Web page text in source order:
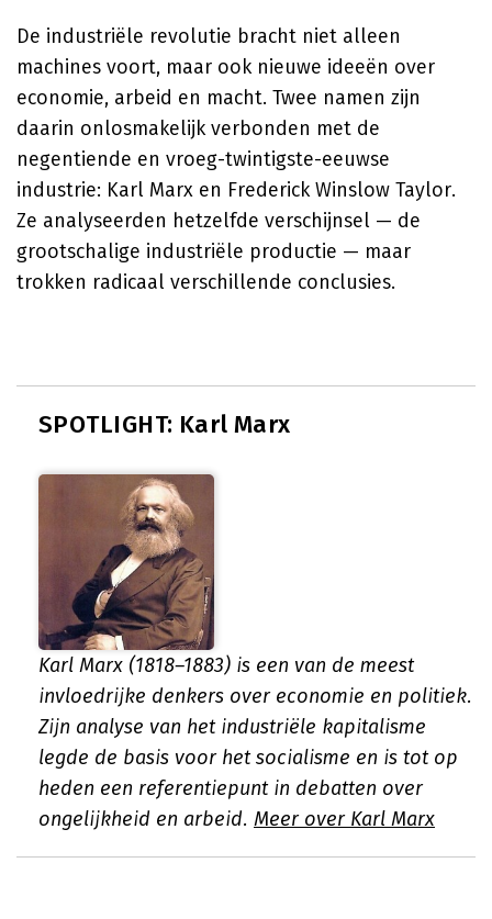
De industriële revolutie bracht niet alleen
machines voort, maar ook nieuwe ideeën over
economie, arbeid en macht. Twee namen zijn
daarin onlosmakelijk verbonden met de
negentiende en vroeg-twintigste-eeuwse
industrie: Karl Marx en Frederick Winslow Taylor.
Ze analyseerden hetzelfde verschijnsel — de
grootschalige industriële productie — maar
trokken radicaal verschillende conclusies.
SPOTLIGHT: Karl Marx
Karl Marx (1818–1883) is een van de meest
invloedrijke denkers over economie en politiek.
Zijn analyse van het industriële kapitalisme
legde de basis voor het socialisme en is tot op
heden een referentiepunt in debatten over
ongelijkheid en arbeid. Meer over Karl Marx